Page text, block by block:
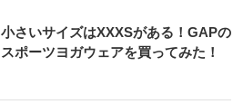
小さいサイズはXXXSがある！GAPの
スポーツヨガウェアを買ってみた！